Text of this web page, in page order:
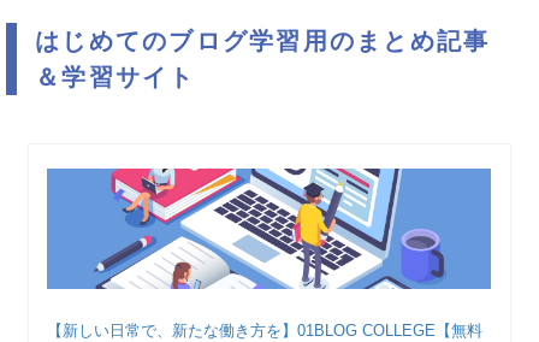
はじめてのブログ学習用のまとめ記事
＆学習サイト
【新しい日常で、新たな働き方を】01BLOG COLLEGE【無料